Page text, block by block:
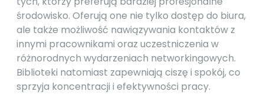
środowisko. Oferują one nie tylko dostęp do biura,
ale także możliwość nawiązywania kontaktów z
innymi pracownikami oraz uczestniczenia w
różnorodnych wydarzeniach networkingowych.
Biblioteki natomiast zapewniają ciszę i spokój, co
sprzyja koncentracji i efektywności pracy.